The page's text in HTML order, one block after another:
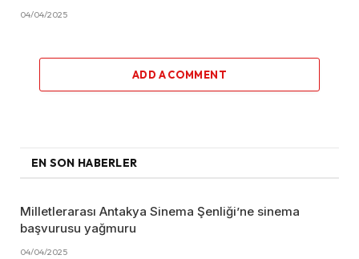
04/04/2025
ADD A COMMENT
EN SON HABERLER
Milletlerarası Antakya Sinema Şenliği’ne sinema
başvurusu yağmuru
04/04/2025